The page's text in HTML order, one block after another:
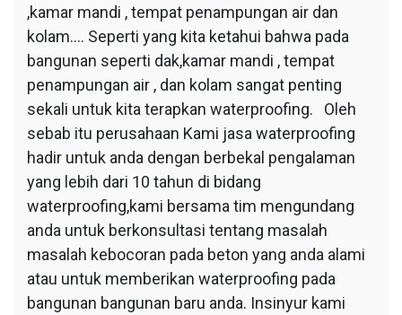
,kamar mandi , tempat penampungan air dan
kolam…. Seperti yang kita ketahui bahwa pada
bangunan seperti dak,kamar mandi , tempat
penampungan air , dan kolam sangat penting
sekali untuk kita terapkan waterproofing. Oleh
sebab itu perusahaan Kami jasa waterproofing
hadir untuk anda dengan berbekal pengalaman
yang lebih dari 10 tahun di bidang
waterproofing,kami bersama tim mengundang
anda untuk berkonsultasi tentang masalah
masalah kebocoran pada beton yang anda alami
atau untuk memberikan waterproofing pada
bangunan bangunan baru anda. Insinyur kami